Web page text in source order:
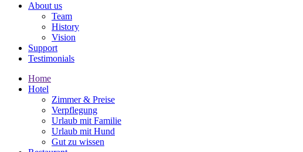
About us
Team
History
Vision
Support
Testimonials
Home
Hotel
Zimmer & Preise
Verpflegung
Urlaub mit Familie
Urlaub mit Hund
Gut zu wissen